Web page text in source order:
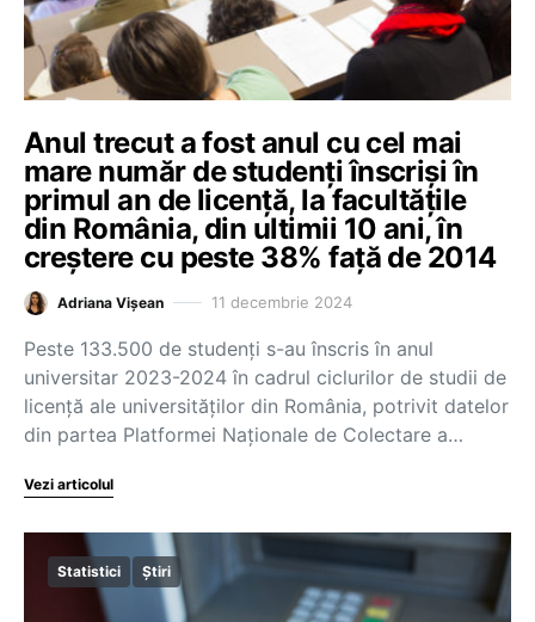
Anul trecut a fost anul cu cel mai
mare număr de studenți înscriși în
primul an de licență, la facultățile
din România, din ultimii 10 ani, în
creștere cu peste 38% față de 2014
Adriana Vișean 11 decembrie 2024
Peste 133.500 de studenți s-au înscris în anul
universitar 2023-2024 în cadrul ciclurilor de studii de
licență ale universităților din România, potrivit datelor
din partea Platformei Naționale de Colectare a…
Vezi articolul
Statistici Știri